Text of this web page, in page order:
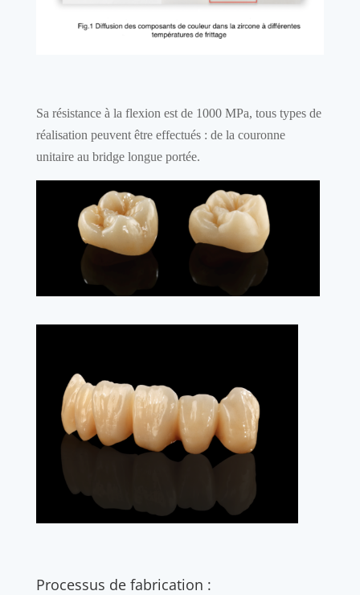
Sa résistance à la flexion est de 1000 MPa, tous types de
réalisation peuvent être effectués : de la couronne
unitaire au bridge longue portée.
Processus de fabrication :